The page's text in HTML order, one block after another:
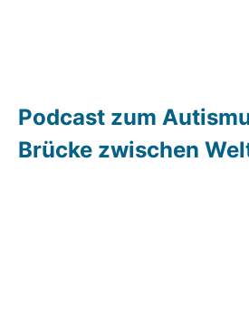
Podcast zum
Brücke zwischen